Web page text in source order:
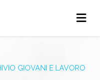
GIOVANI E LAVORO